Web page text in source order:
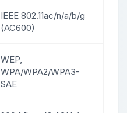
IEEE 802.11ac/n/a/b/g
(AC600)
WEP,
WPA/WPA2/WPA3-
SAE